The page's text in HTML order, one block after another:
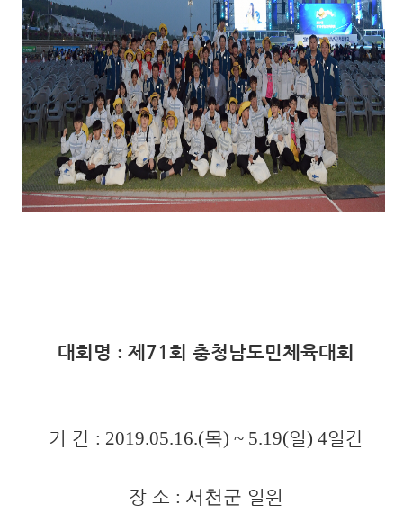
대회명 : 제71 회 충청남도민체육대회
기 간 : 2019.05.16.(목) ~ 5.19(일) 4일간
장 소 : 서천군 일원